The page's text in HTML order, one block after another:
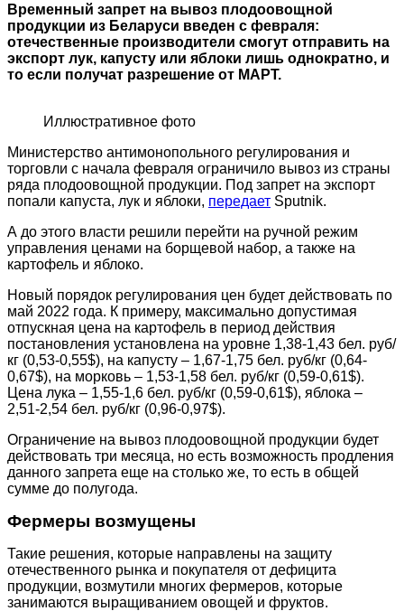
Временный запрет на вывоз плодоовощной
продукции из Беларуси введен с февраля:
отечественные производители смогут отправить на
экспорт лук, капусту или яблоки лишь однократно, и
то если получат разрешение от МАРТ.
Иллюстративное фото
Министерство антимонопольного регулирования и
торговли с начала февраля ограничило вывоз из страны
ряда плодоовощной продукции. Под запрет на экспорт
попали капуста, лук и яблоки, передает Sputnik.
А до этого власти решили перейти на ручной режим
управления ценами на борщевой набор, а также на
картофель и яблоко.
Новый порядок регулирования цен будет действовать по
май 2022 года. К примеру, максимально допустимая
отпускная цена на картофель в период действия
постановления установлена на уровне 1,38-1,43 бел. руб/
кг (0,53-0,55$), на капусту – 1,67-1,75 бел. руб/кг (0,64-
0,67$), на морковь – 1,53-1,58 бел. руб/кг (0,59-0,61$).
Цена лука – 1,55-1,6 бел. руб/кг (0,59-0,61$), яблока –
2,51-2,54 бел. руб/кг (0,96-0,97$).
Ограничение на вывоз плодоовощной продукции будет
действовать три месяца, но есть возможность продления
данного запрета еще на столько же, то есть в общей
сумме до полугода.
Фермеры возмущены
Такие решения, которые направлены на защиту
отечественного рынка и покупателя от дефицита
продукции, возмутили многих фермеров, которые
занимаются выращиванием овощей и фруктов.